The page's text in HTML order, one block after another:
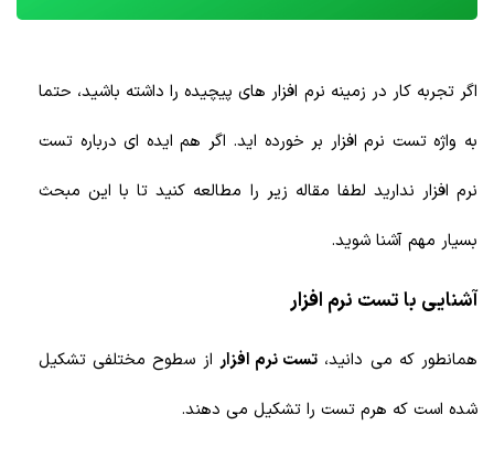
اگر تجربه کار در زمینه نرم افزار های پیچیده را داشته باشید، حتما
به واژه تست نرم افزار بر خورده اید. اگر هم ایده ای درباره تست
نرم افزار ندارید لطفا مقاله زیر را مطالعه کنید تا با این مبحث
بسیار مهم آشنا شوید.
آشنایی با تست نرم افزار
همانطور که می دانید، تست نرم افزار از سطوح مختلفی تشکیل
شده است که هرم تست را تشکیل می دهند.